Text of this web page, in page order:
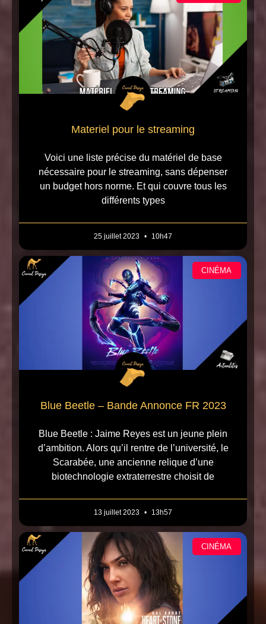
Materiel pour le streaming
Voici une liste précise du matériel de base
nécessaire pour le streaming, sans dépenser
un budget hors norme. Et qui couvre tous les
différents types
25 juillet 2023 10h47
CINÉMA
Blue Beetle – Bande Annonce FR 2023
Blue Beetle : Jaime Reyes est un jeune plein
d’ambition. Alors qu’il rentre de l’université, le
Scarabée, une ancienne relique d’une
biotechnologie extraterrestre choisit de
13 juillet 2023 13h57
CINÉMA